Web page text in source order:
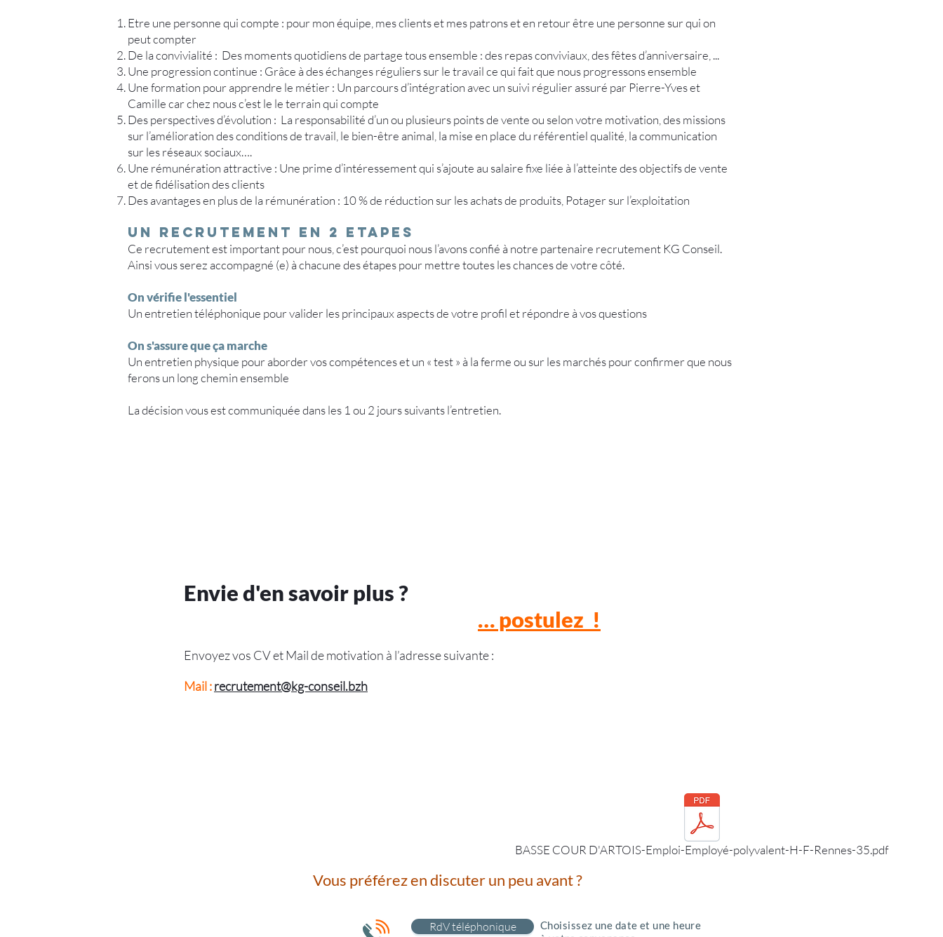
Etre une personne qui compte : pour mon équipe, mes clients et mes patrons et en retour être une personne sur qui on
peut compter
De la convivialité : Des moments quotidiens de partage tous ensemble : des repas conviviaux, des fêtes d’anniversaire, ...
Une progression continue : Grâce à des échanges réguliers sur le travail ce qui fait que nous progressons ensemble
Une formation pour apprendre le métier : Un parcours d’intégration avec un suivi régulier assuré par Pierre-Yves et
Camille car chez nous c’est le le terrain qui compte
Des perspectives d’évolution : La responsabilité d’un ou plusieurs points de vente ou selon votre motivation, des missions
sur l’amélioration des conditions de travail, le bien-être animal, la mise en place du référentiel qualité, la communication
sur les réseaux sociaux….
Une rémunération attractive : Une prime d’intéressement qui s’ajoute au salaire fixe liée à l’atteinte des objectifs de vente
et de fidélisation des clients
Des avantages en plus de la rémunération : 10 % de réduction sur les achats de produits, Potager sur l’exploitation
un recrutemenT EN 2 ETAPES
Ce recrutement est important pour nous, c’est pourquoi nous l’avons confié à notre partenaire recrutement KG Conseil.
Ainsi vous serez accompagné (e) à chacune des étapes pour mettre toutes les chances de votre côté.
On vérifie l'essentiel
Un entretien téléphonique pour valider les principaux aspects de votre profil et répondre à vos questions
On s'assure que ça marche
Un entretien physique pour aborder vos compétences et un « test » à la ferme ou sur les marchés pour confirmer que nous
ferons un long chemin ensemble
La décision vous est communiquée dans les 1 ou 2 jours suivants l’entretien.
Envie d'en savoir plus ?
… postulez !
Envoyez vos CV et Mail de motivation à l’adresse suivante :
Mail :recrutement@kg-conseil.bzh
BASSE COUR D'ARTOIS-Emploi-Employé-polyvalent-H-F-Rennes-35.pdf
Vous préférez en discuter un peu avant ?
RdV téléphonique
Choisissez une date et une heure